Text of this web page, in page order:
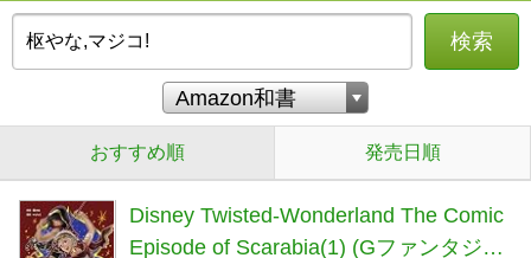
検索
おすすめ順 発売日順
Disney Twisted-Wonderland The Comic
Episode of Scarabia(1) (Gファンタジー